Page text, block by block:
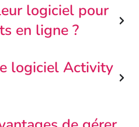
logiciel pour
en ligne ?
logiciel Activity